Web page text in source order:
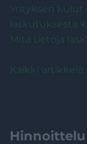
Yrityksen
laskutuksesta
Mitä tietoja
Kaikki artikkelit
Hinnoittelu